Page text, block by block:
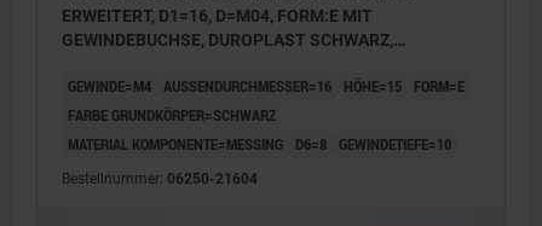
ERWEITERT, D1=16, D=M04, FORM:E MIT
GEWINDEBUCHSE, DUROPLAST SCHWARZ,
GEWINDE=M4 AUSSENDURCHMESSER=16 HÖHE=15
FORM=E
FARBE GRUNDKÖRPER=SCHWARZ
MATERIAL KOMPONENTE=MESSING
D6=8 GEWINDETIEFE=10
Bestellnummer: 06250-21604